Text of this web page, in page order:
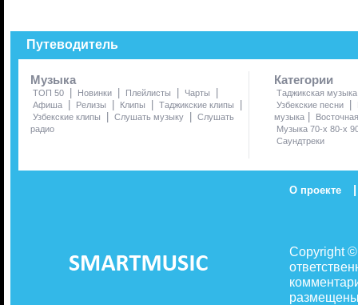
Путеводитель
Музыка
ТОП 50 | Новинки | Плейлисты | Чарты |
Афиша | Релизы | Клипы | Таджикские клипы |
Узбекские клипы | Слушать музыку | Слушать
радио
Категории
Таджикская музыка
Узбекские песни
|
музыка |
Музыка 70-х 80-х
Саундтреки
О проекте |
Copyright
размещены